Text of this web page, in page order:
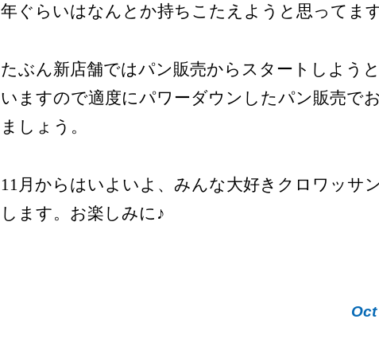
年ぐらいはなんとか持ちこたえようと思ってます
たぶん新店舗ではパン販売からスタートしよう
いますので適度にパワーダウンしたパン販売で
ましょう。
11月からはいよいよ、みんな大好きクロワッサ
します。お楽しみに♪